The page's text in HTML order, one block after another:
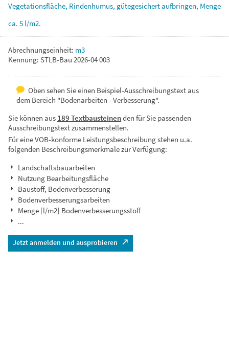
Vegetationsfläche, Rindenhumus, gütegesichertaufbringen, Menge
ca. 5 l/m2.
Abrechnungseinheit: m3
Kennung: STLB-Bau 2026-04 003
Oben sehen Sie einen Beispiel-Ausschreibungstext aus
dem Bereich "Bodenarbeiten - Verbesserung".
Sie können aus 189 Textbausteinenden für Sie passenden
Ausschreibungstext zusammenstellen.
Für eine VOB-konforme Leistungsbeschreibung stehen u.a.
folgenden Beschreibungsmerkmale zur Verfügung:
Landschaftsbauarbeiten
Nutzung Bearbeitungsfläche
Baustoff, Bodenverbesserung
Bodenverbesserungsarbeiten
Menge [l/m2] Bodenverbesserungsstoff
...
Jetzt anmelden und ausprobieren